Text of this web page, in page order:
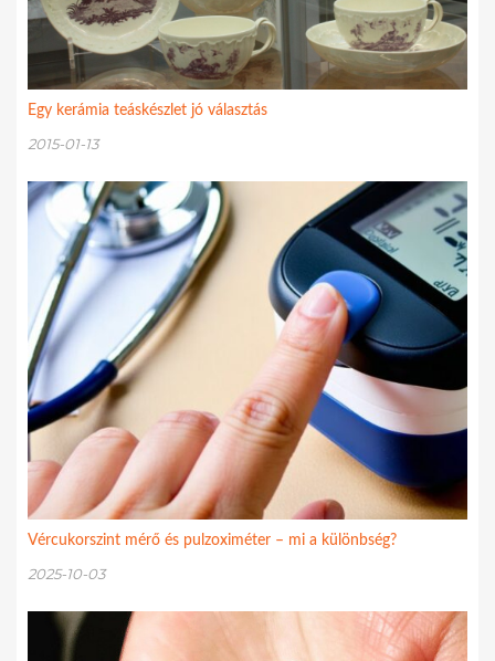
Egy kerámia teáskészlet jó választás
2015-01-13
Vércukorszint mérő és pulzoximéter – mi a különbség?
2025-10-03